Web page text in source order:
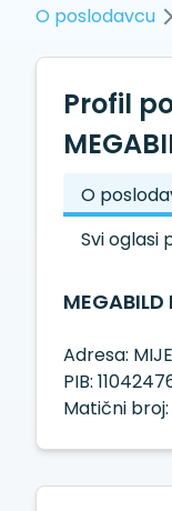
O poslodavcu
Profil
O
Svi oglasi
MEGABILD
Adresa:
PIB:
Matični